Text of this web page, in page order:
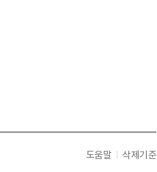
도움말 삭제기준